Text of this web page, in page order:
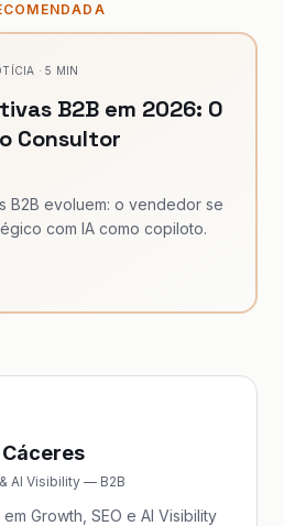
·5 MIN
B2B em 2026: O
Consultor
B2B evoluem: o vendedor se
com IA como copiloto.
AI Visibility — B2B
Growth, SEO e AI Visibility